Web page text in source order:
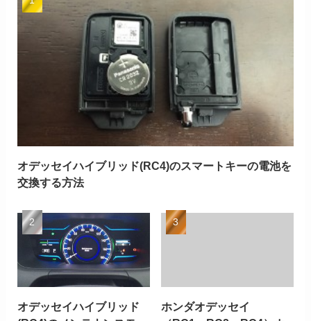
オデッセイハイブリッド(RC4)のスマートキーの電池を
交換する方法
オデッセイハイブリッド
ホンダオデッセイ